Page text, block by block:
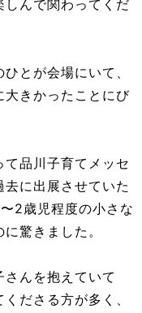
んで関わってくだ
とが会場にいて、
大きかったことにび
品川子育てメッセ
に出展させていた
2歳児程度の小さな
驚きました。
んを抱えていて
ださる方が多く、